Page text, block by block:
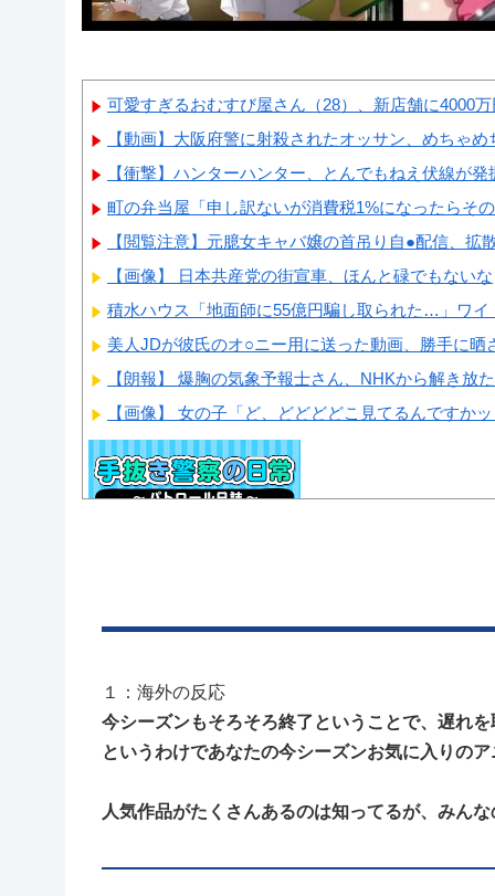
可愛すぎるおむすび屋さん（28）、新店舗に4000
【動画】大阪府警に射殺されたオッサン、めちゃ
【衝撃】ハンターハンター、とんでもねえ伏線が
町の弁当屋「申し訳ないが消費税1%になったらそ
【閲覧注意】元臆女キャバ嬢の首吊り自●配信、
【画像】 日本共産党の街宣車、ほんと碌でもないな
積水ハウス「地面師に55億円騙し取られた…」ワ
美人JDが彼氏のオ○ニー用に送った動画、勝手に晒
【朗報】 爆胸の気象予報士さん、NHKから解き放
【画像】 女の子「ど、どどどどこ見てるんですか
１：海外の反応
今シーズンもそろそろ終了ということで、遅れ
というわけであなたの今シーズンお気に入りの
人気作品がたくさんあるのは知ってるが、みん